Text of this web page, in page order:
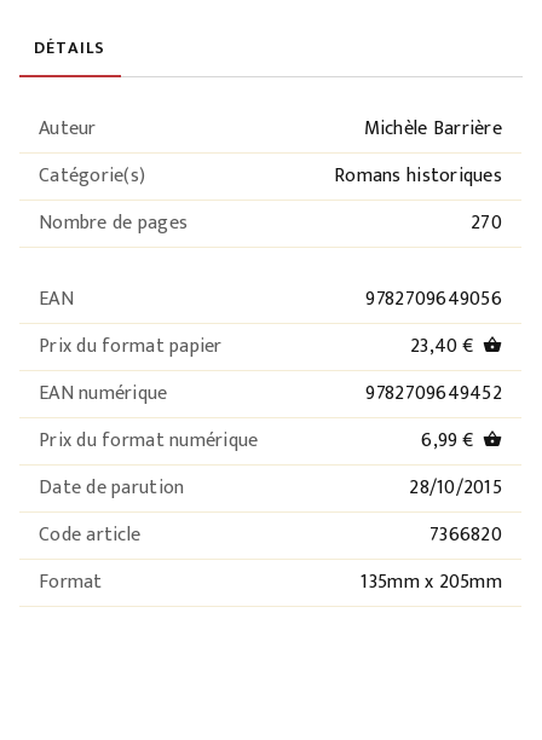
DÉTAILS
Auteur
Michèle Barrière
Catégorie(s)
Romans historiques
Nombre de pages
270
EAN
9782709649056
Prix du format papier
23,40 € shopping_basket
EAN numérique
9782709649452
Prix du format numérique
6,99 € shopping_basket
Date de parution
28/10/2015
Code article
7366820
Format
135mm x 205mm